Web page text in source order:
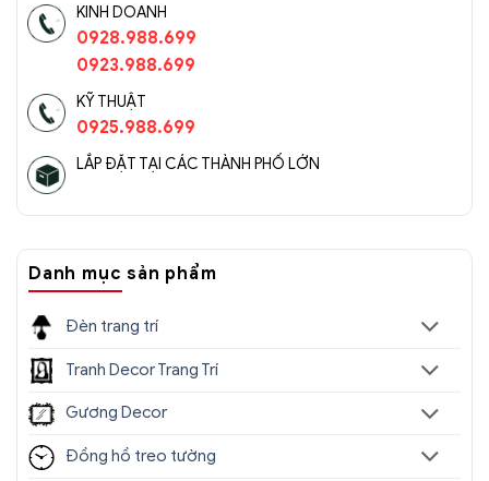
KINH DOANH
0928.988.699
0923.988.699
KỸ THUẬT
0925.988.699
LẮP ĐẶT TẠI CÁC THÀNH PHỐ LỚN
Danh mục sản phẩm
Đèn trang trí
Tranh Decor Trang Trí
Gương Decor
Đồng hồ treo tường